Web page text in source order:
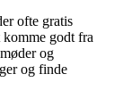
ofte gratis
godt fra
og
og finde